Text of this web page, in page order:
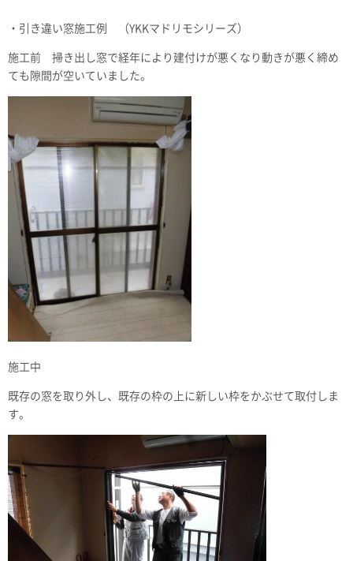
・引き違い窓施工例 （YKKマドリモシリーズ）
施工前 掃き出し窓で経年により建付けが悪くなり動きが悪く締め
ても隙間が空いていました。
施工中
既存の窓を取り外し、既存の枠の上に新しい枠をかぶせて取付しま
す。